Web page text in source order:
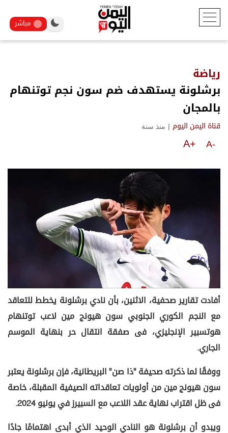
مباشر
رياضة
برشلونة يستهدف ضم سون نجم توتنهام
بالمجان
قناة اليمن اليوم | منذ سنة
A-
A+
أفادت تقارير صحفية، الاثنين، بأن نادي برشلونة يخطط للتعاقد
مع النجم الكوري الجنوبي سون هيونج مين لاعب توتنهام
هوتسبير الإنجليزي، فى صفقة انتقال حر بنهاية الموسم
الجاري.
ووفقًا لما ذكرته صحيفة "ذا صن" البريطانية، فإن برشلونة يعتبر
سون هيونج مين من أولويات تعاقداته الصيفية المقبلة، خاصة
فى ظل اقتراب نهاية عقد اللاعب مع السبيرز في يونيو 2024.
ويبدو أن برشلونة هو النادي الوحيد الذي أبدى اهتمامًا جادًا